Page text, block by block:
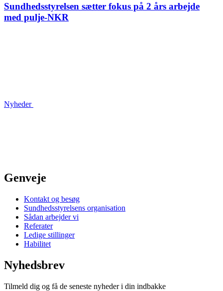
Sundheds­styrelsen sætter fokus på 2 års arbejde
med pulje-NKR
Nyheder
Genveje
Kontakt og besøg
Sundhedsstyrelsens organisation
Sådan arbejder vi
Referater
Ledige stillinger
Habilitet
Nyhedsbrev
Tilmeld dig og få de seneste nyheder i din indbakke